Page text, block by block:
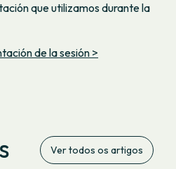
que utilizamos durante la
de la sesión >
Ver todos os artigos